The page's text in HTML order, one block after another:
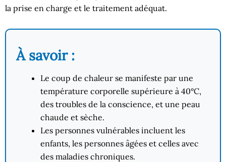
la prise en charge et le traitement adéquat.
À savoir :
Le coup de chaleur se manifeste par une
température corporelle supérieure à 40°C,
des troubles de la conscience, et une peau
chaude et sèche.
Les personnes vulnérables incluent les
enfants, les personnes âgées et celles avec
des maladies chroniques.